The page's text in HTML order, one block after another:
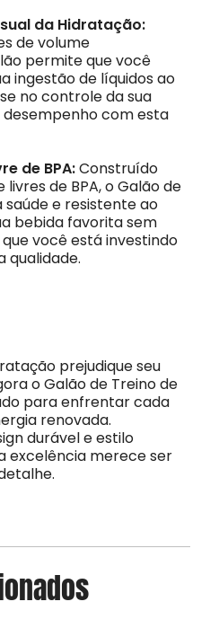
da Hidratação:
de volume
permite que você
ingestão de líquidos ao
no controle da sua
com esta
de BPA:Construído
de BPA, o Galão de
saúde e resistente ao
bebida favorita sem
você está investindo
qualidade.
prejudique seu
o Galão de Treino de
para enfrentar cada
renovada.
durável e estilo
excelência merece ser